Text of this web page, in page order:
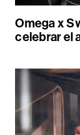
Omega x
celebrar el